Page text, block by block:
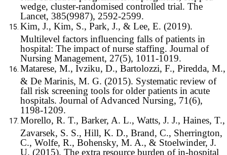
wedge, cluster-randomised controlled trial. The
Lancet, 385(9987), 2592-2599.
Kim, J., Kim, S., Park, J., & Lee, E. (2019).
Multilevel factors influencing falls of patients in
hospital: The impact of nurse staffing. Journal of
Nursing Management, 27(5), 1011-1019.
Matarese, M., Ivziku, D., Bartolozzi, F., Piredda, M.,
& De Marinis, M. G. (2015). Systematic review of
fall risk screening tools for older patients in acute
hospitals. Journal of Advanced Nursing, 71(6),
1198-1209.
Morello, R. T., Barker, A. L., Watts, J. J., Haines, T.,
Zavarsek, S. S., Hill, K. D., Brand, C., Sherrington,
C., Wolfe, R., Bohensky, M. A., & Stoelwinder, J.
U. (2015). The extra resource burden of in-hospital